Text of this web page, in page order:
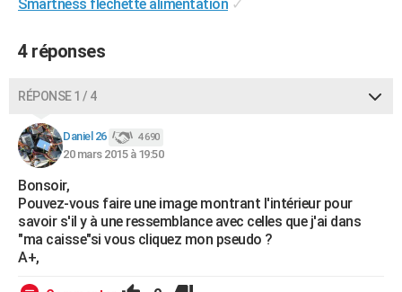
Dictionnaire
Biographies
Citations
Expressions
Proverbes
PROGRAMME TV
COPAINS D'AVANT
FORUM
Bricolage
Lifestyle
Culture
Sport
Auto
Television
Voyage
Cinema
Smartness flechette alimentation ✓
4 réponses
RÉPONSE 1 / 4
Daniel 26 4 690
20 mars 2015 à 19:50
Bonsoir,
Pouvez-vous faire une image montrant l'intérieur pour
savoir s'il y à une ressemblance avec celles que j'ai dans
"ma caisse"si vous cliquez mon pseudo ?
A+,